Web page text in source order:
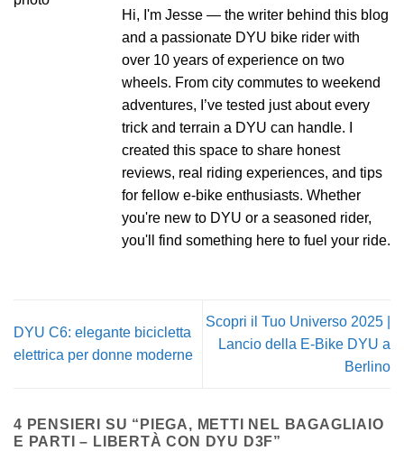
Hi, I'm Jesse — the writer behind this blog
and a passionate DYU bike rider with
over 10 years of experience on two
wheels. From city commutes to weekend
adventures, I’ve tested just about every
trick and terrain a DYU can handle. I
created this space to share honest
reviews, real riding experiences, and tips
for fellow e-bike enthusiasts. Whether
you're new to DYU or a seasoned rider,
you'll find something here to fuel your ride.
DYU C6: elegante bicicletta
elettrica per donne moderne
Scopri il Tuo Universo 2025 |
Lancio della E-Bike DYU a
Berlino
4 PENSIERI SU “ PIEGA, METTI NEL BAGAGLIAIO
E PARTI – LIBERTÀ CON DYU D3F”